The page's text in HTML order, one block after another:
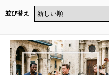
並び替え